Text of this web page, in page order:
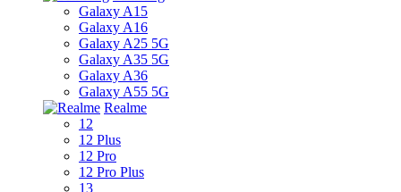
Galaxy A15
Galaxy A16
Galaxy A25 5G
Galaxy A35 5G
Galaxy A36
Galaxy A55 5G
Realme
12
12 Plus
12 Pro
12 Pro Plus
13